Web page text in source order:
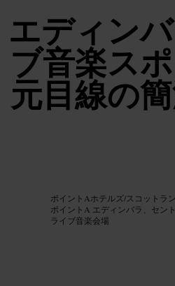
エディン
ブ音楽ス
元目線の
ポイントAホテルズ/スコットラ
ポイントA エディンバラ、セン
ライブ音楽会場